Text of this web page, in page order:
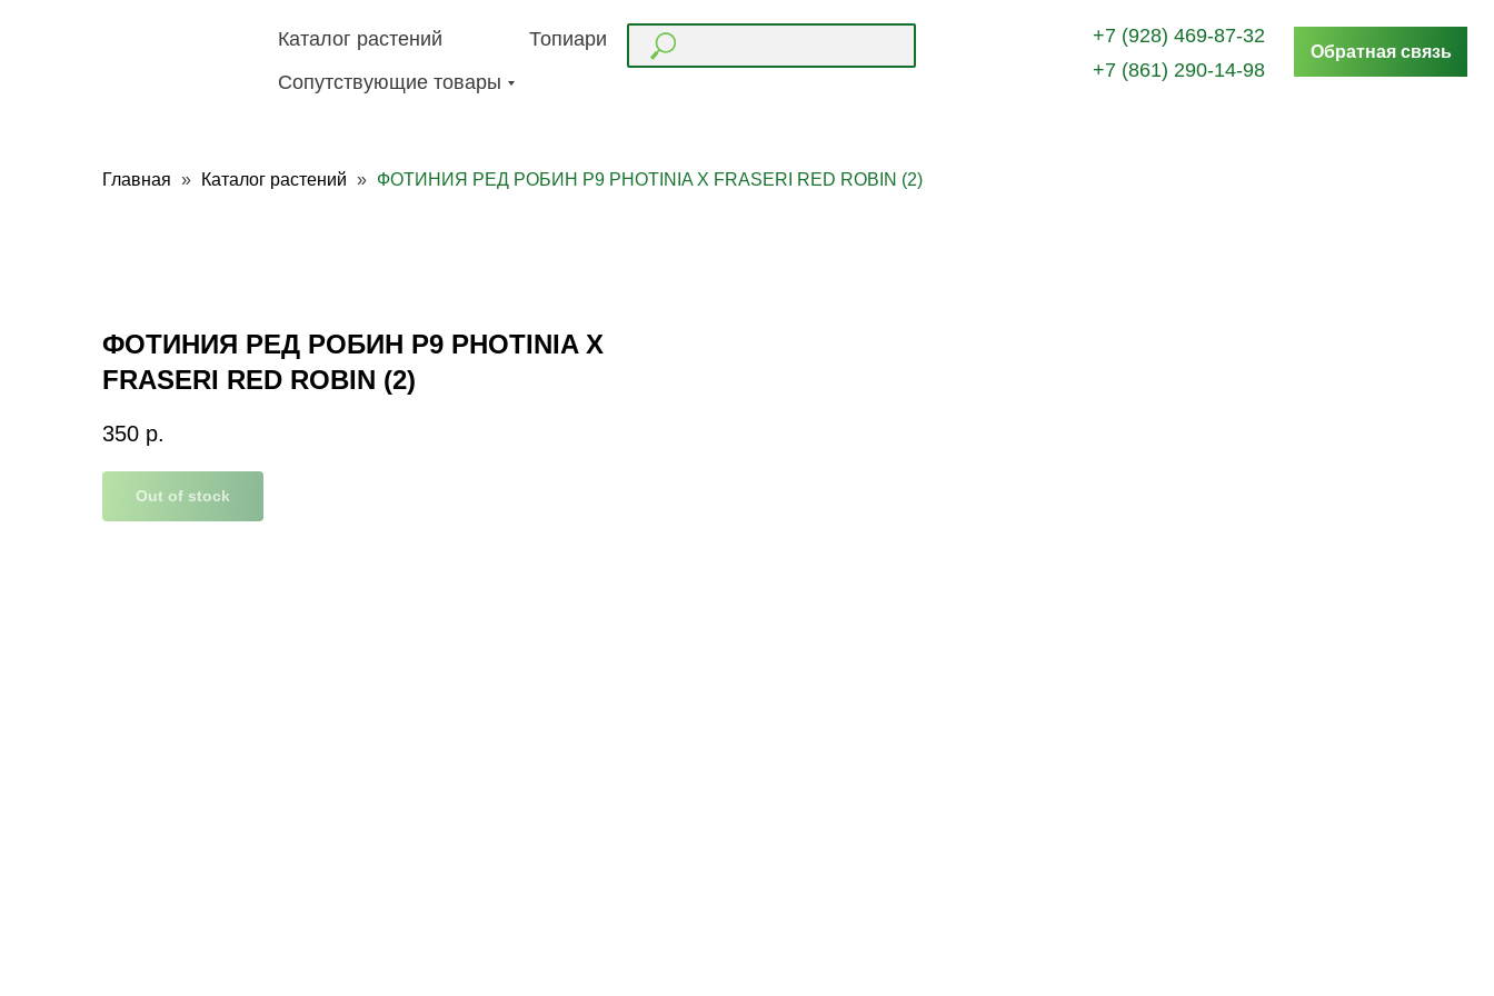
Топиари
Каталог растений
Сопутствующие товары
Обратная связь
+7 (861) 290-14-98
+7 (928) 469-87-32
Главная Каталог растений ФОТИНИЯ РЕД РОБИН Р9 PHOTINIA X FRASERI RED ROBIN (2)
ФОТИНИЯ РЕД РОБИН Р9 PHOTINIA X
FRASERI RED ROBIN (2)
350 р.
Out of stock